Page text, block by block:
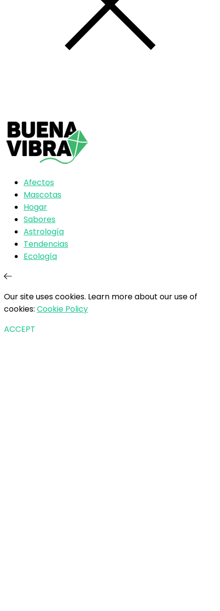
Afectos
Mascotas
Hogar
Sabores
Astrología
Tendencias
Ecología
Our site uses cookies. Learn more about our use of
cookies: Cookie Policy
ACCEPT